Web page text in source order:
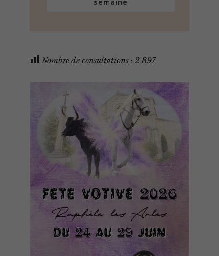
semaine
Nombre de consultations : 2 897